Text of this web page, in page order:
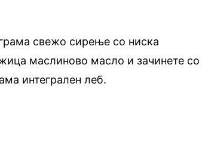
свежо сирење со ниска
маслиново масло и зачинете со
интегрален леб.